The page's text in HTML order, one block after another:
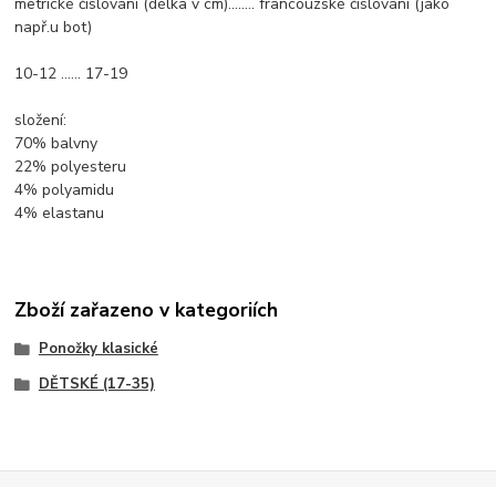
metrické číslování (délka v cm)........ francouzské číslování (jako
např.u bot)
10-12 ...... 17-19
složení:
70% balvny
22% polyesteru
4% polyamidu
4% elastanu
Zboží zařazeno v kategoriích
Ponožky klasické
DĚTSKÉ (17-35)